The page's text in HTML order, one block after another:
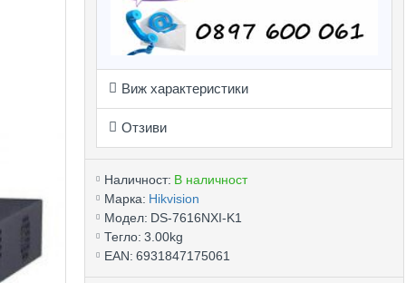
Виж характеристики
Отзиви
Наличност: В наличност
Марка: Hikvision
Модел: DS-7616NXI-K1
Тегло: 3.00kg
EAN: 6931847175061